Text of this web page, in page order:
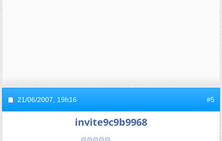
21/06/2007, 19h16 #5
invite9c9b9968